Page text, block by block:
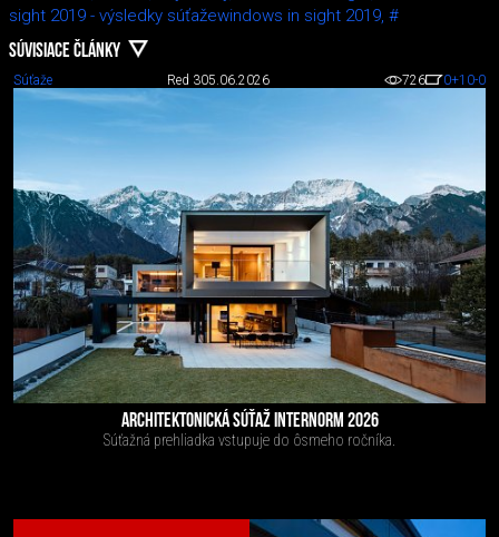
sight 2019 - výsledky súťažewindows in sight 2019, #
SÚVISIACE ČLÁNKY
Súťaže Red 305.06.2026 726 0+10-0
ARCHITEKTONICKÁ SÚŤAŽ INTERNORM 2026
Súťažná prehliadka vstupuje do ôsmeho ročníka.